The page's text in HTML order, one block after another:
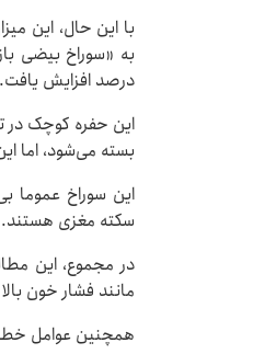
با این حال، این
درصد افزایش یافت.
این حفره کوچک در
بسته می‌شود، اما
این سوراخ عموما
سکته مغزی هستند.
در مجموع، این
مانند فشار خون بالا هنوز هم
همچنین عوامل